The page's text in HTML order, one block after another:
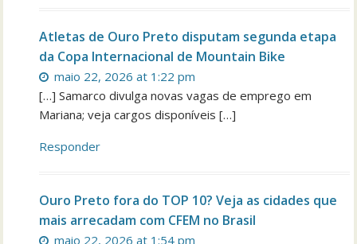
Atletas de Ouro Preto disputam segunda etapa
da Copa Internacional de Mountain Bike
maio 22, 2026 at 1:22 pm
[…] Samarco divulga novas vagas de emprego em
Mariana; veja cargos disponíveis […]
Responder
Ouro Preto fora do TOP 10? Veja as cidades que
mais arrecadam com CFEM no Brasil
maio 22, 2026 at 1:54 pm